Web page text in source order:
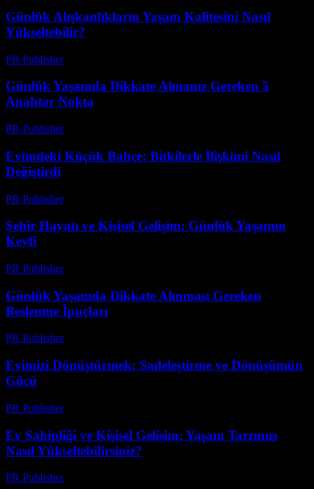
Günlük Alışkanlıkların Yaşam Kalitesini Nasıl
Yükseltebilir?
PR Publisher-
Günlük Yaşamda Dikkate Almanız Gereken 5
Anahtar Nokta
PR Publisher-
Evimdeki Küçük Bahçe: Bitkilerle İlişkimi Nasıl
Değiştirdi
PR Publisher-
Şehir Hayatı ve Kişisel Gelişim: Günlük Yaşamın
Keyfi
PR Publisher-
Günlük Yaşamda Dikkate Alınması Gereken
Beslenme İpuçları
PR Publisher-
Evimizi Dönüştürmek: Sadeleştirme ve Dönüşümün
Gücü
PR Publisher-
Ev Sahipliği ve Kişisel Gelişim: Yaşam Tarzınızı
Nasıl Yükseltebilirsiniz?
PR Publisher-